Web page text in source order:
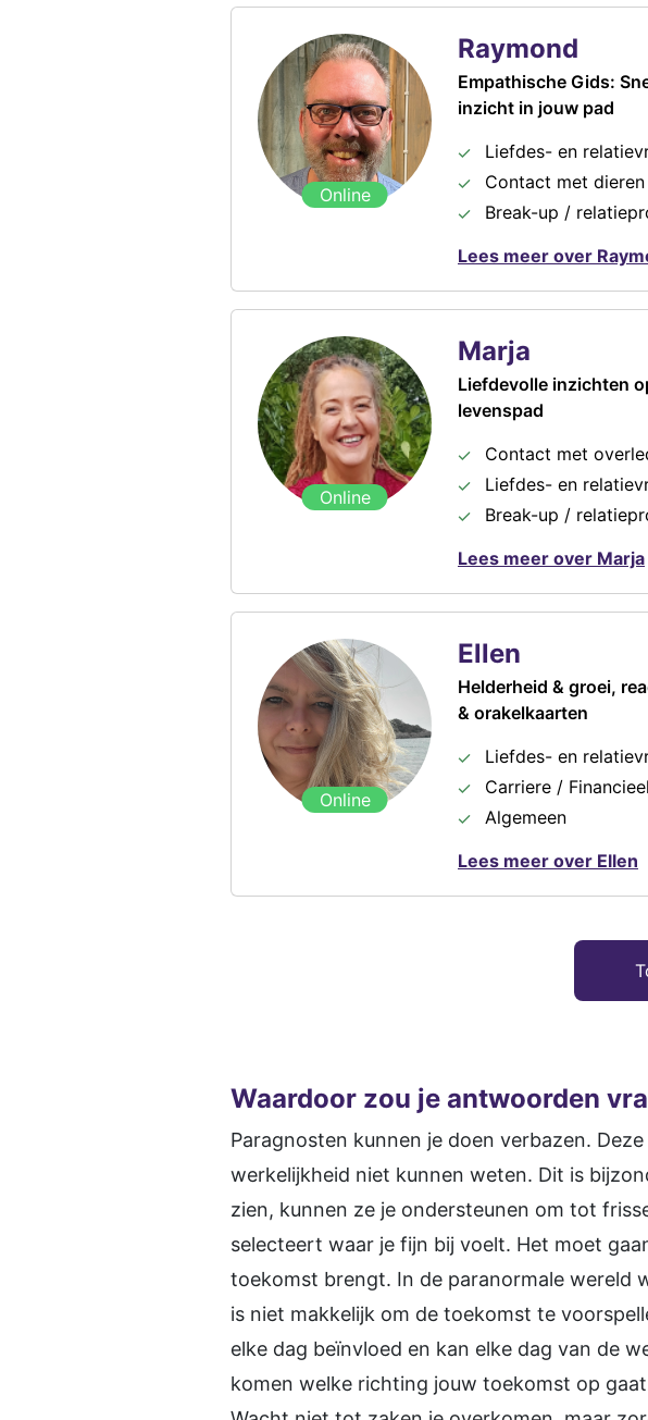
Online
Raymond
Empathische Gids:
inzicht in jouw pad
Liefdes- en
Contact met dieren
Break-up /
Lees meer over
Online
Marja
Liefdevolle inzichten
levenspad
Contact met
Liefdes- en
Break-up /
Lees meer over Marja
Online
Ellen
Helderheid & groei,
& orakelkaarten
Liefdes- en
Carriere / Financieel
Algemeen
Lees meer over Ellen
Waardoor zou je antwoorden
Paragnosten kunnen je doen verbazen.
werkelijkheid niet kunnen weten. Dit is
zien, kunnen ze je ondersteunen om tot
selecteert waar je fijn bij voelt. Het moet
toekomst brengt. In de paranormale wereld
is niet makkelijk om de toekomst te
elke dag beïnvloed en kan elke dag van de
komen welke richting jouw toekomst op